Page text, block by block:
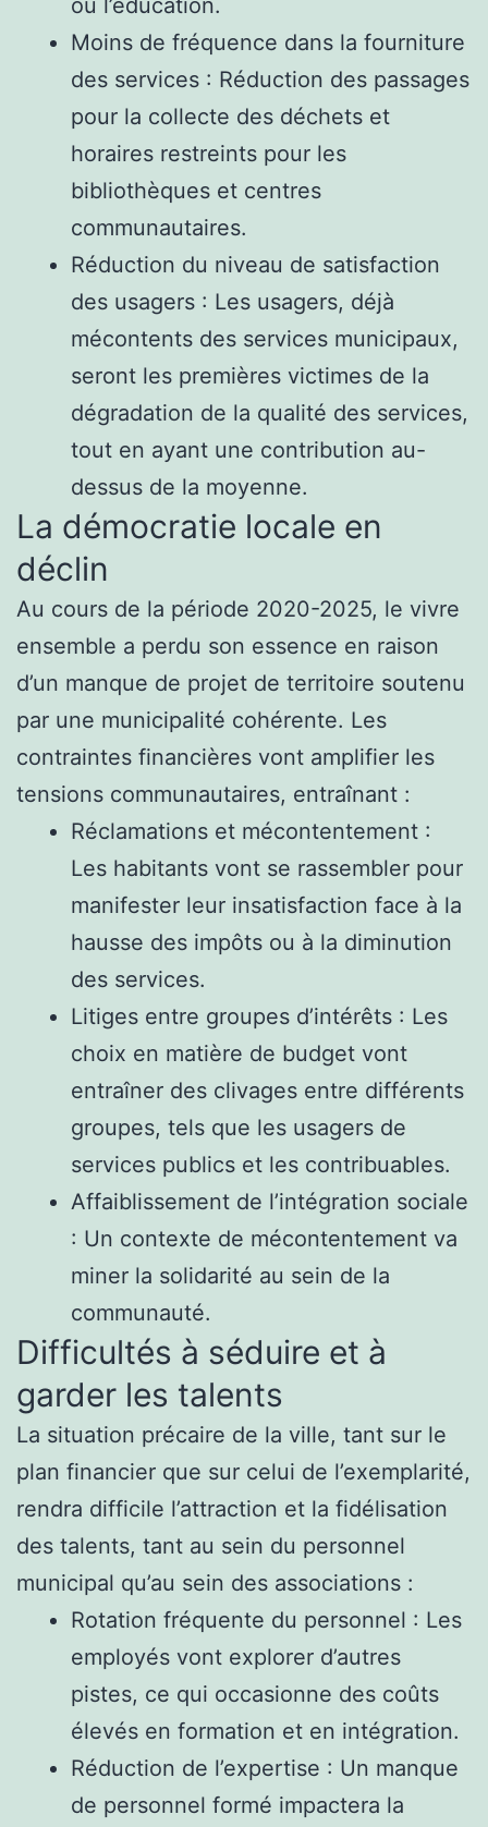
Moins de fréquence dans la fourniture
des services : Réduction des passages
pour la collecte des déchets et
horaires restreints pour les
bibliothèques et centres
communautaires.
Réduction du niveau de satisfaction
des usagers : Les usagers, déjà
mécontents des services municipaux,
seront les premières victimes de la
dégradation de la qualité des services,
tout en ayant une contribution au-
dessus de la moyenne.
La démocratie locale en
déclin
Au cours de la période 2020-2025, le vivre
ensemble a perdu son essence en raison
d’un manque de projet de territoire soutenu
par une municipalité cohérente. Les
contraintes financières vont amplifier les
tensions communautaires, entraînant :
Réclamations et mécontentement :
Les habitants vont se rassembler pour
manifester leur insatisfaction face à la
hausse des impôts ou à la diminution
des services.
Litiges entre groupes d’intérêts : Les
choix en matière de budget vont
entraîner des clivages entre différents
groupes, tels que les usagers de
services publics et les contribuables.
Affaiblissement de l’intégration sociale
: Un contexte de mécontentement va
miner la solidarité au sein de la
communauté.
Difficultés à séduire et à
garder les talents
La situation précaire de la ville, tant sur le
plan financier que sur celui de l’exemplarité,
rendra difficile l’attraction et la fidélisation
des talents, tant au sein du personnel
municipal qu’au sein des associations :
Rotation fréquente du personnel : Les
employés vont explorer d’autres
pistes, ce qui occasionne des coûts
élevés en formation et en intégration.
Réduction de l’expertise : Un manque
de personnel formé impactera la